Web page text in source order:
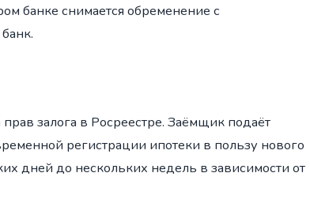
банке снимается обременение с
залога в Росреестре. Заёмщик подаёт
регистрации ипотеки в пользу нового
дней до нескольких недель в зависимости от